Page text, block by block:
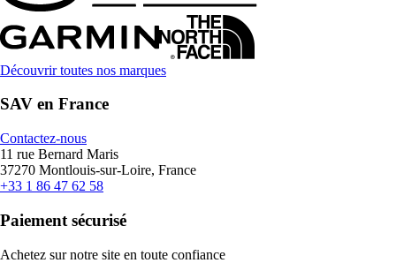
Découvrir toutes nos marques
SAV en France
Contactez-nous
11 rue Bernard Maris
37270 Montlouis-sur-Loire, France
+33 1 86 47 62 58
Paiement sécurisé
Achetez sur notre site en toute confiance